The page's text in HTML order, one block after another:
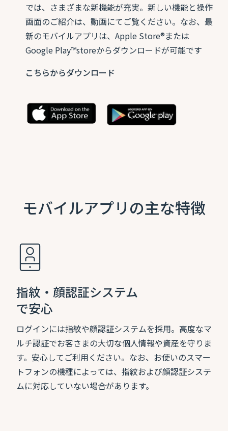
では、さまざまな新機能が充実。新しい機能と操作
画面のご紹介は、動画にてご覧ください。なお、最
新のモバイルアプリは、Apple Store®または
Google Play™️storeからダウンロードが可能です
こちらからダウンロード
モバイルアプリの主な特徴
指紋・顔認証システム
で安心
ログインには指紋や顔認証システムを採用。高度なマ
ルチ認証でお客さまの大切な個人情報や資産を守りま
す。安心してご利用ください。なお、お使いのスマー
トフォンの機種によっては、指紋および顔認証システ
ムに対応していない場合があります。